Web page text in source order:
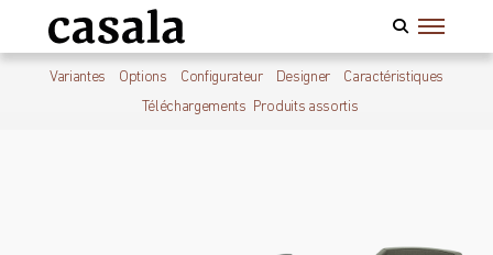
Variantes Options Configurateur Designer
Caractéristiques
Téléchargements Produits assortis